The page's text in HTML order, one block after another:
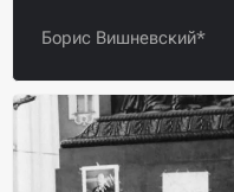
Борис Вишневский*